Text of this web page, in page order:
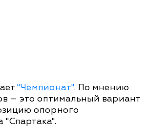
"Чемпионат". По мнению
– это оптимальный вариант
опорного
"Спартака".